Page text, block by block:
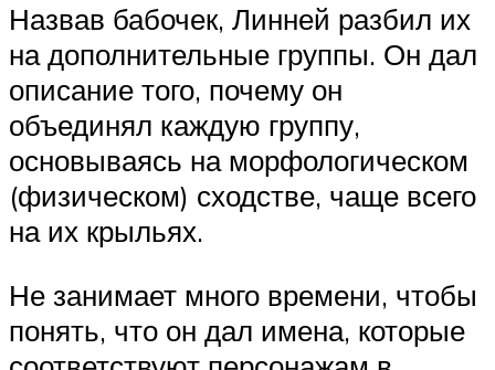
Назвав бабочек, Линней разбил их
на дополнительные группы. Он дал
описание того, почему он
объединял каждую группу,
основываясь на морфологическом
(физическом) сходстве, чаще всего
на их крыльях.
Не занимает много времени, чтобы
понять, что он дал имена, которые